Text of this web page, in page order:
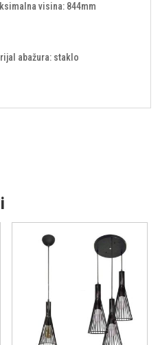
visina: 844mm
abažura: staklo